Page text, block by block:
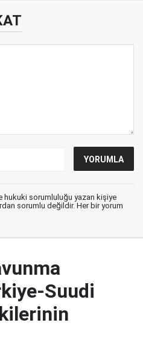
hukuki sorumluluğu yazan kişiye
sorumlu değildir. Her bir yorum
Suudi